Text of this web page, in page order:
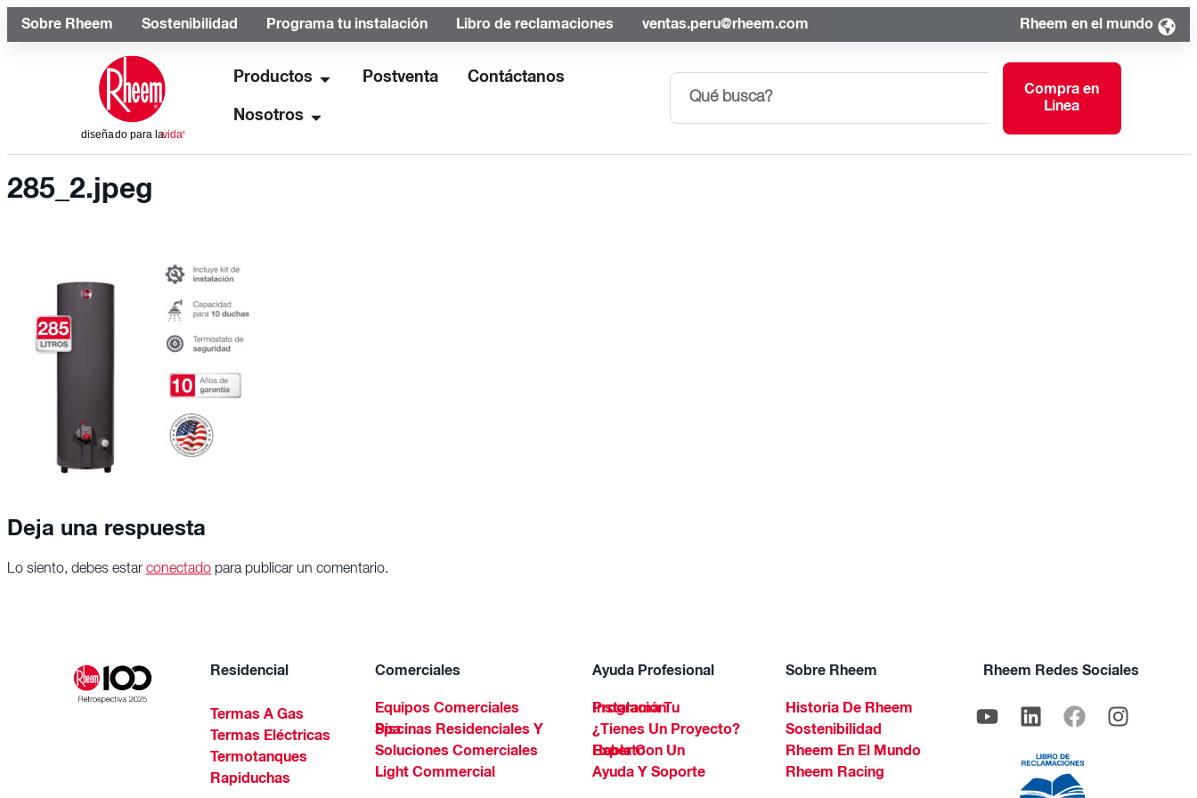
Sobre Rheem Sostenibilidad Programa tu instalación Libro de reclamaciones ventas.peru@rheem.com Rheem en el mundo
Productos Postventa Contáctanos
Nosotros
Compra en
Linea
285_2.jpeg
Deja una respuesta
Lo siento, debes estar conectado para publicar un comentario.
Residencial
Termas A Gas
Termas Eléctricas
Termotanques
Rapiduchas
Comerciales
Equipos Comerciales
Piscinas Residenciales Y Spa
Soluciones Comerciales
Light Commercial
Ayuda Profesional
Programa Tu Instalación
¿Tienes Un Proyecto?
Habla Con Un Experto
Ayuda Y Soporte
Sobre Rheem
Historia De Rheem
Sostenibilidad
Rheem En El Mundo
Rheem Racing
Rheem Redes Sociales